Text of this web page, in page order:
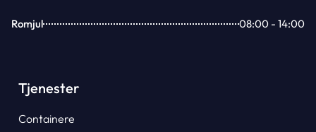
Romjul 08:00 - 14:00
Tjenester
Containere